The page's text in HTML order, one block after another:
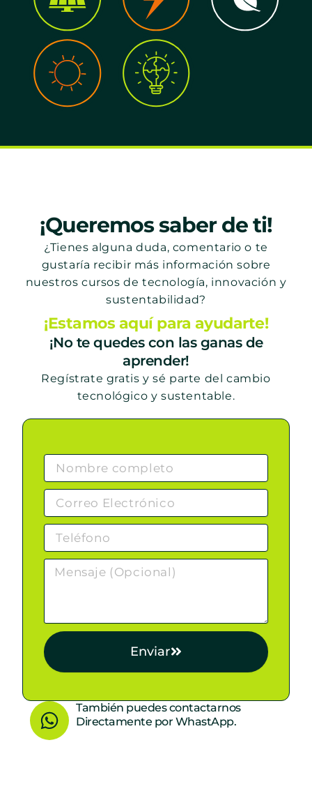
¡Queremos saber de ti!
¿Tienes alguna duda, comentario o te
gustaría recibir más información sobre
nuestros cursos de tecnología, innovación y
sustentabilidad?
¡Estamos aquí para ayudarte!
¡No te quedes con las ganas de
aprender!
Regístrate gratis y sé parte del cambio
tecnológico y sustentable.
Enviar
W
h
También puedes contactarnos
Directamente por WhastApp.